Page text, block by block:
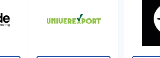
pravopisne greške (koristite č, ć, š, đ, ž,
radijus za odabrani grad